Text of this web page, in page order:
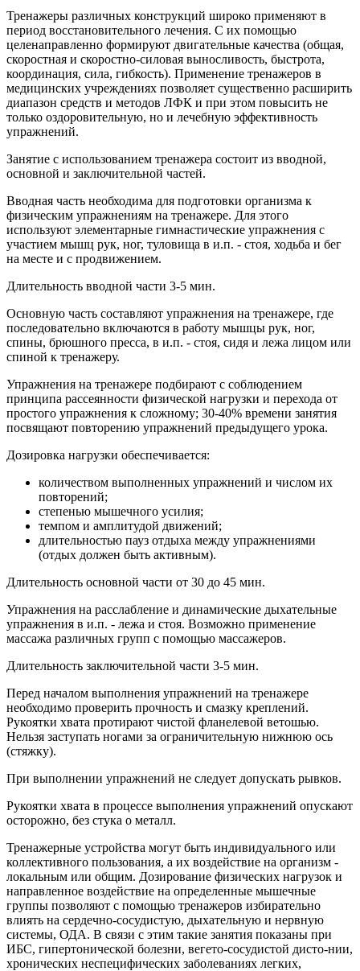
Тренажеры различных конструкций широко применяют в
период восстановительного лечения. С их помощью
целенаправленно формируют двигательные качества (общая,
скоростная и скоростно-силовая выносливость, быстрота,
координация, сила, гибкость). Применение тренажеров в
медицинских учреждениях позволяет существенно расширить
диапазон средств и методов ЛФК и при этом повысить не
только оздоровительную, но и лечебную эффективность
упражнений.
Занятие с использованием тренажера состоит из вводной,
основной и заключительной частей.
Вводная часть необходима для подготовки организма к
физическим упражнениям на тренажере. Для этого
используют элементарные гимнастические упражнения с
участием мышц рук, ног, туловища в и.п. - стоя, ходьба и бег
на месте и с продвижением.
Длительность вводной части 3-5 мин.
Основную часть составляют упражнения на тренажере, где
последовательно включаются в работу мышцы рук, ног,
спины, брюшного пресса, в и.п. - стоя, сидя и лежа лицом или
спиной к тренажеру.
Упражнения на тренажере подбирают с соблюдением
принципа рассеянности физической нагрузки и перехода от
простого упражнения к сложному; 30-40% времени занятия
посвящают повторению упражнений предыдущего урока.
Дозировка нагрузки обеспечивается:
количеством выполненных упражнений и числом их
повторений;
степенью мышечного усилия;
темпом и амплитудой движений;
длительностью пауз отдыха между упражнениями
(отдых должен быть активным).
Длительность основной части от 30 до 45 мин.
Упражнения на расслабление и динамические дыхательные
упражнения в и.п. - лежа и стоя. Возможно применение
массажа различных групп с помощью массажеров.
Длительность заключительной части 3-5 мин.
Перед началом выполнения упражнений на тренажере
необходимо проверить прочность и смазку креплений.
Рукоятки хвата протирают чистой фланелевой ветошью.
Нельзя заступать ногами за ограничительную нижнюю ось
(стяжку).
При выполнении упражнений не следует допускать рывков.
Рукоятки хвата в процессе выполнения упражнений опускают
осторожно, без стука о металл.
Тренажерные устройства могут быть индивидуального или
коллективного пользования, а их воздействие на организм -
локальным или общим. Дозирование физических нагрузок и
направленное воздействие на определенные мышечные
группы позволяют с помощью тренажеров избирательно
влиять на сердечно-сосудистую, дыхательную и нервную
системы, ОДА. В связи с этим такие занятия показаны при
ИБС, гипертонической болезни, вегето-сосудистой дисто-нии,
хронических неспецифических заболеваниях легких,